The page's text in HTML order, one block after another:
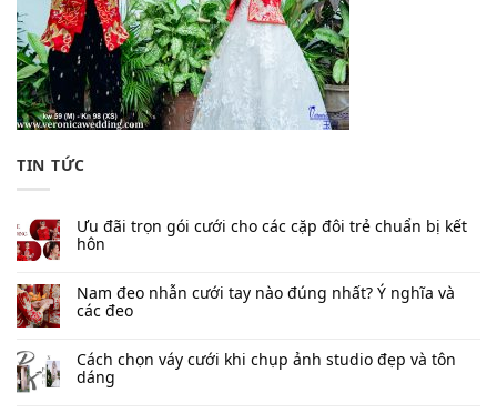
TIN TỨC
Ưu đãi trọn gói cưới cho các cặp đôi trẻ chuẩn bị kết
hôn
Nam đeo nhẫn cưới tay nào đúng nhất​? Ý nghĩa và
các đeo
Cách chọn váy cưới khi chụp ảnh studio đẹp và tôn
dáng